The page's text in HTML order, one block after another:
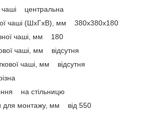
чаші центральна
чаші (ШхГхВ), мм 380x380x180
чаші, мм 180
чаші, мм відсутня
чаші, мм відсутня
на стільницю
монтажу, мм від 550